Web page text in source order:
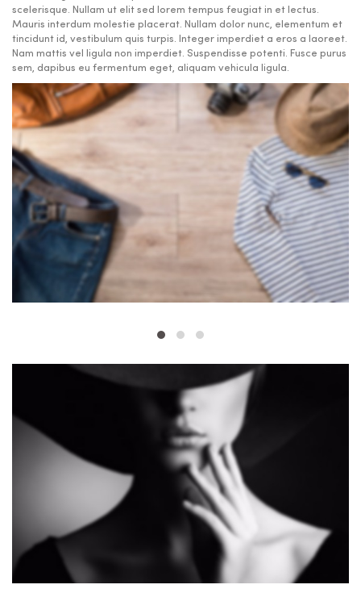
scelerisque. Nullam ut elit sed lorem tempus feugiat in et lectus.
Mauris interdum molestie placerat. Nullam dolor nunc, elementum et
tincidunt id, vestibulum quis turpis. Integer imperdiet a eros a laoreet.
Nam mattis vel ligula non imperdiet. Suspendisse potenti. Fusce purus
sem, dapibus eu fermentum eget, aliquam vehicula ligula.